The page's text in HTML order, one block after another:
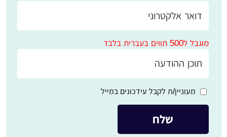
מוגבל ל500 תווים בעברית בלבד
מעוניין/ת לקבל עידכונים במייל